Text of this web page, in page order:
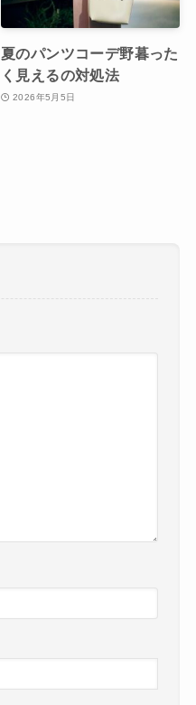
夏のパンツコーデ野暮った
く見えるの対処法
2026年5月5日